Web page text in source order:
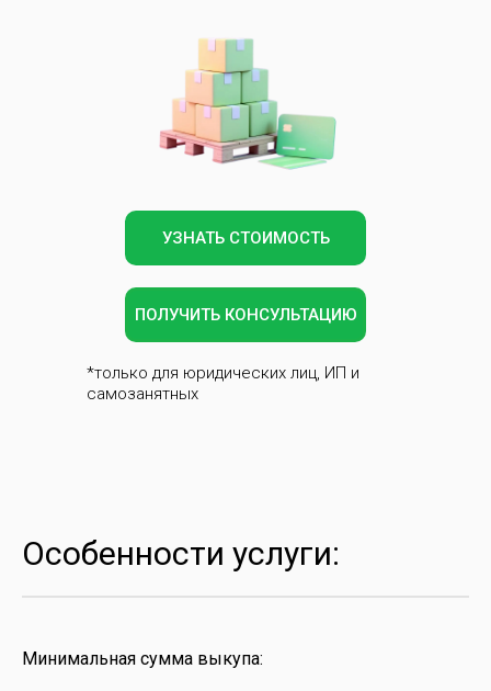
*только для юридических лиц, ИП и
самозанятных
УЗНАТЬ СТОИМОСТЬ
ПОЛУЧИТЬ КОНСУЛЬТАЦИЮ
Особенности услуги:
Минимальная сумма выкупа: